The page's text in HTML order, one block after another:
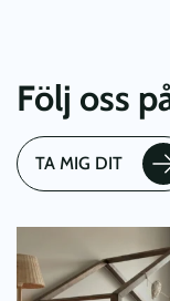
Följ oss
TA MIG DIT